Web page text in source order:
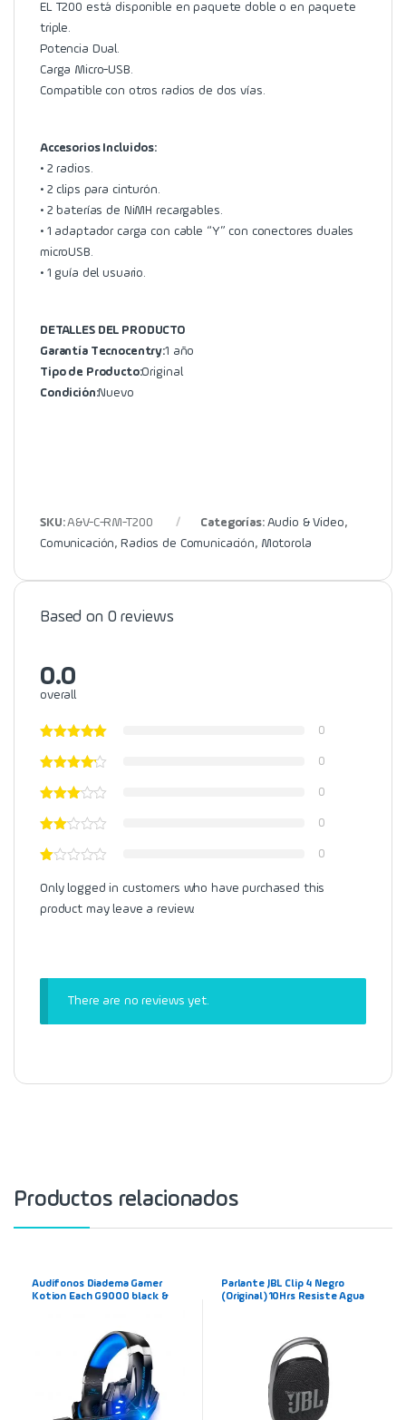
EL T200 está disponible en paquete doble o en paquete
triple.
Potencia Dual.
Carga Micro-USB.
Compatible con otros radios de dos vías.
Accesorios Incluidos:
• 2 radios.
• 2 clips para cinturón.
• 2 baterías de NiMH recargables.
• 1 adaptador carga con cable “Y” con conectores duales
microUSB.
• 1 guía del usuario.
DETALLES DEL PRODUCTO
Garantía Tecnocentry:1 año
Tipo de Producto:Original
Condición:Nuevo
SKU:A&V-C-RM-T200 Categorías: Audio & Video,
Comunicación, Radios de Comunicación, Motorola
Based on 0 reviews
0.0
overall
0
0
0
0
0
Only logged in customers who have purchased this
product may leave a review.
There are no reviews yet.
Productos relacionados
Audífonos Diadema Gamer
Kotion Each G9000 black &
Parlante JBL Clip 4 Negro
(Original) 10Hrs Resiste Agua